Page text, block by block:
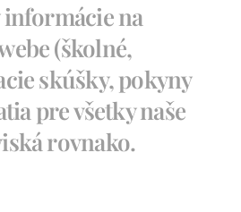
informácie na
(školné,
skúšky, pokyny
pre všetky naše
rovnako.